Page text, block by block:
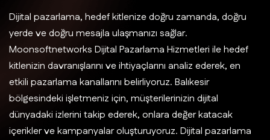
Dijital pazarlama, hedef kitlenize doğru zamanda, doğru
yerde ve doğru mesajla ulaşmanızı sağlar.
Moonsoftnetworks Dijital Pazarlama Hizmetleri ile hedef
kitlenizin davranışlarını ve ihtiyaçlarını analiz ederek, en
etkili pazarlama kanallarını belirliyoruz. Balıkesir
bölgesindeki işletmeniz için, müşterilerinizin dijital
dünyadaki izlerini takip ederek, onlara değer katacak
içerikler ve kampanyalar oluşturuyoruz. Dijital pazarlama